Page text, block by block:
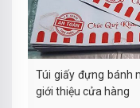
Túi giấy đựng bánh
giới thiệu cửa hàng